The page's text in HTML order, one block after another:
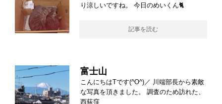
り涼しいですね。 今日のめいくん🐈
記事を読む
富士山
こんにちはTです(^O^)／ 川端部長から素敵
な写真を頂きました。 調査のため訪れた、
西荻窪